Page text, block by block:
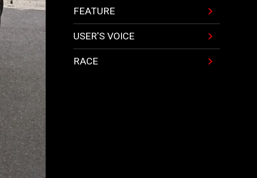
FEATURE
USER'S VOICE
RACE